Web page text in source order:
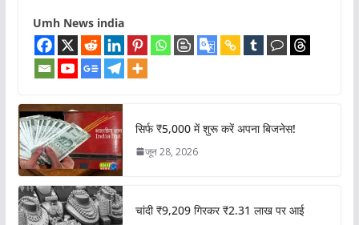
Umh News india
सिर्फ ₹5,000 में शुरू करें अपना बिजनेस!
जून 28, 2026
चांदी ₹9,209 गिरकर ₹2.31 लाख पर आई